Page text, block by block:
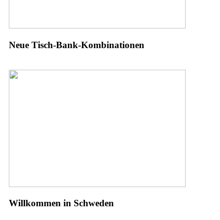
Neue Tisch-Bank-Kombinationen
Willkommen in Schweden